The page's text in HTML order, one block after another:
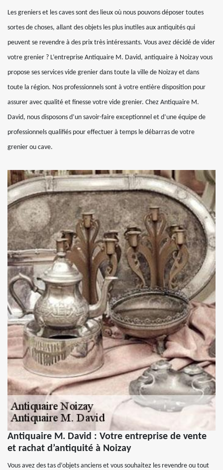
Les greniers et les caves sont des lieux où nous pouvons déposer toutes
sortes de choses, allant des objets les plus inutiles aux antiquités qui
peuvent se revendre à des prix très intéressants. Vous avez décidé de vider
votre grenier ? L’entreprise Antiquaire M. David, antiquaire à Noizay vous
propose ses services vide grenier dans toute la ville de Noizay et dans
toute la région. Nos professionnels sont à votre entière disposition pour
assurer avec qualité et finesse votre vide grenier. Chez Antiquaire M.
David, nous disposons d’un savoir-faire exceptionnel et d’une équipe de
professionnels qualifiés pour effectuer à temps le débarras de votre
grenier ou cave.
Antiquaire M. David : Votre entreprise de vente
et rachat d’antiquité à Noizay
Vous avez des tas d’objets anciens et vous souhaitez les revendre ou tout